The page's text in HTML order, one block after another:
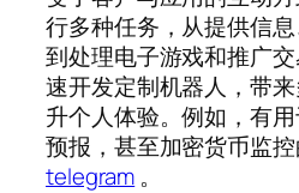
行多种任务，从提供信
到处理电子游戏和推广
速开发定制机器人，带
升个人体验。例如，有
预报，甚至加密货币监控
telegram 。